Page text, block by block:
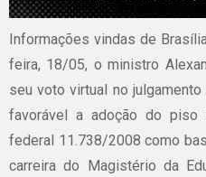
Informações vindas de
feira, 18/05, o ministro
seu voto virtual no
favorável a adoção do piso
federal 11.738/2008 como
carreira do Magistério da